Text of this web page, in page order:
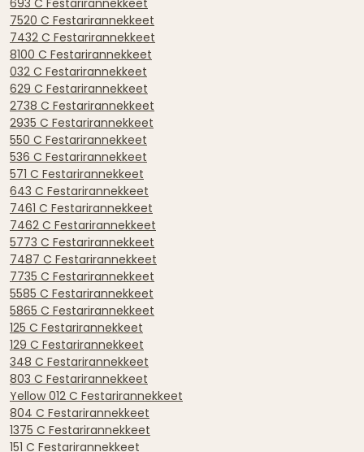
7520 C Festarirannekkeet
7432 C Festarirannekkeet
8100 C Festarirannekkeet
032 C Festarirannekkeet
629 C Festarirannekkeet
2738 C Festarirannekkeet
2935 C Festarirannekkeet
550 C Festarirannekkeet
536 C Festarirannekkeet
571 C Festarirannekkeet
643 C Festarirannekkeet
7461 C Festarirannekkeet
7462 C Festarirannekkeet
5773 C Festarirannekkeet
7487 C Festarirannekkeet
7735 C Festarirannekkeet
5585 C Festarirannekkeet
5865 C Festarirannekkeet
125 C Festarirannekkeet
129 C Festarirannekkeet
348 C Festarirannekkeet
803 C Festarirannekkeet
Yellow 012 C Festarirannekkeet
804 C Festarirannekkeet
1375 C Festarirannekkeet
151 C Festarirannekkeet